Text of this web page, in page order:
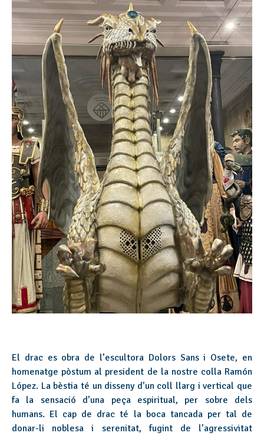
El drac es obra de l’escultora Dolors Sans i Osete, en
homenatge pòstum al president de la nostre colla Ramón
López. La bèstia té un disseny d’un coll llarg i vertical que
fa la sensació d’una peça espiritual, per sobre dels
humans. El cap de drac té la boca tancada per tal de
donar-li noblesa i serenitat, fugint de l’agressivitat